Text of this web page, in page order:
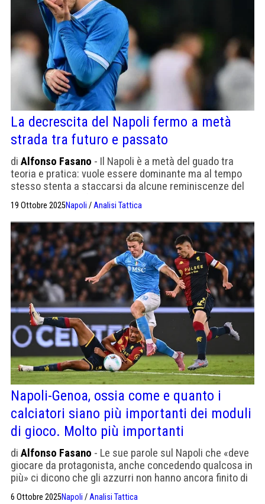
La decrescita del Napoli fermo a metà
strada tra futuro e passato
di Alfonso Fasano - Il Napoli è a metà del guado tra
teoria e pratica: vuole essere dominante ma al tempo
stesso stenta a staccarsi da alcune reminiscenze del
19 Ottobre 2025Napoli /Analisi Tattica
Napoli-Genoa, ossia come e quanto i
calciatori siano più importanti dei moduli
di gioco. Molto più importanti
di Alfonso Fasano - Le sue parole sul Napoli che «deve
giocare da protagonista, anche concedendo qualcosa in
più» ci dicono che gli azzurri non hanno ancora finito di
sperimentare
6 Ottobre 2025Napoli /Analisi Tattica